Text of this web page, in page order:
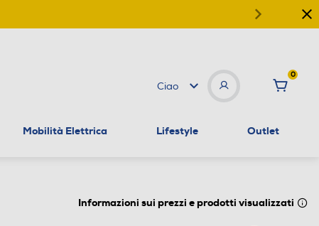
Ciao
0
Mobilità Elettrica Lifestyle Outlet
Informazioni sui prezzi e prodotti visualizzati